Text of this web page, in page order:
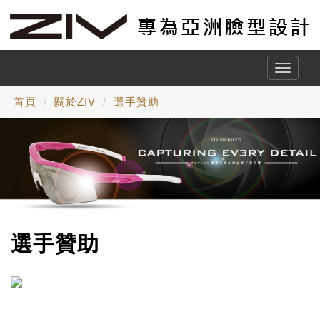
Toggle
首頁 關於ZIV 選手贊助
選手贊助